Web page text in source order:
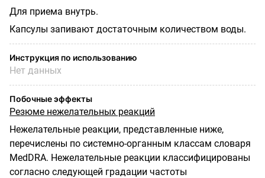
Для приема внутрь.
Капсулы запивают достаточным количеством воды.
Инструкция по использованию
Нет данных
Побочные эффекты
Резюме нежелательных реакций
Нежелательные реакции, представленные ниже,
перечислены по системно-органным классам словаря
MedDRA. Нежелательные реакции классифицированы
согласно следующей градации частоты